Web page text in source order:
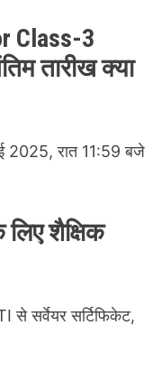
Class-3
तारीख क्या
2025, रात 11:59 बजे
शैक्षिक
से सर्वेयर सर्टिफिकेट,